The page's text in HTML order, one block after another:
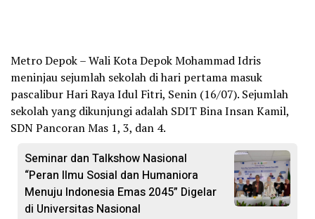
Metro Depok – Wali Kota Depok Mohammad Idris
meninjau sejumlah sekolah di hari pertama masuk
pascalibur Hari Raya Idul Fitri, Senin (16/07). Sejumlah
sekolah yang dikunjungi adalah SDIT Bina Insan Kamil,
SDN Pancoran Mas 1, 3, dan 4.
Seminar dan Talkshow Nasional
“Peran Ilmu Sosial dan Humaniora
Menuju Indonesia Emas 2045” Digelar
di Universitas Nasional